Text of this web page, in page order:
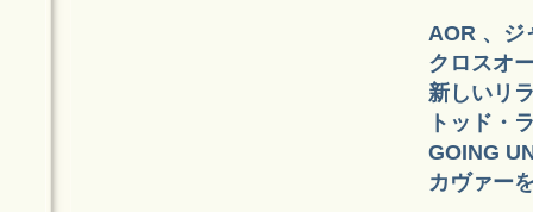
AOR 、ジ
クロスオ
新しいリ
トッド・
GOING
カヴァー